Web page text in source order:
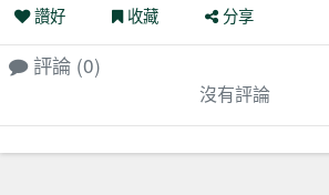
讚好 收藏 分享
評論 (0)
沒有評論